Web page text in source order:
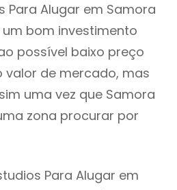
Para Alugar em Samora
bom investimento
possível baixo preço
valor de mercado, mas
uma vez que Samora
zona procurar por
Para Alugar em